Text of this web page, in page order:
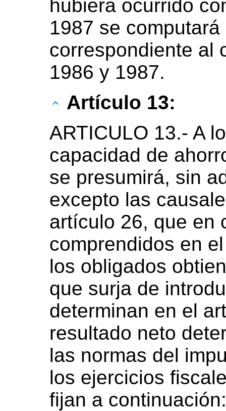
hubiera ocurrido
1987 se
correspondiente al
1986 y 1987.
Artículo 13:
ARTICULO 13.- A
capacidad de
se presumirá, sin
excepto las
artículo 26, que en
comprendidos en
los obligados
que surja de
determinan en el
resultado neto
las normas del
los ejercicios
fijan a continuación: